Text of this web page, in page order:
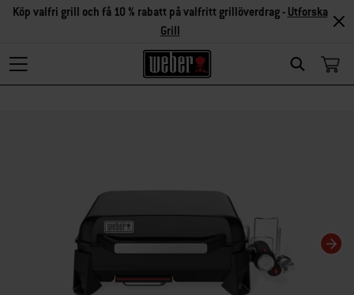
Search
Köp valfri grill och få 10 % rabatt på valfritt grillöverdrag - Utforska
Grill